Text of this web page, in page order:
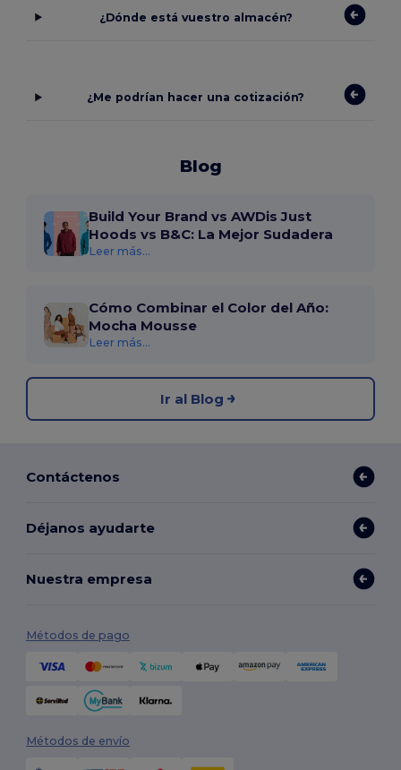
¿Dónde está vuestro almacén?
¿Me podrían hacer una cotización?
Blog
Build Your Brand vs AWDis Just
Hoods vs B&C: La Mejor Sudadera
Leer más...
Cómo Combinar el Color del Año:
Mocha Mousse
Leer más...
Ir al Blog
Contáctenos
Déjanos ayudarte
Nuestra empresa
Métodos de pago
Métodos de envío